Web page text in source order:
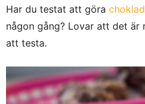
Har du testat att göra
någon gång? Lovar att det
att testa.